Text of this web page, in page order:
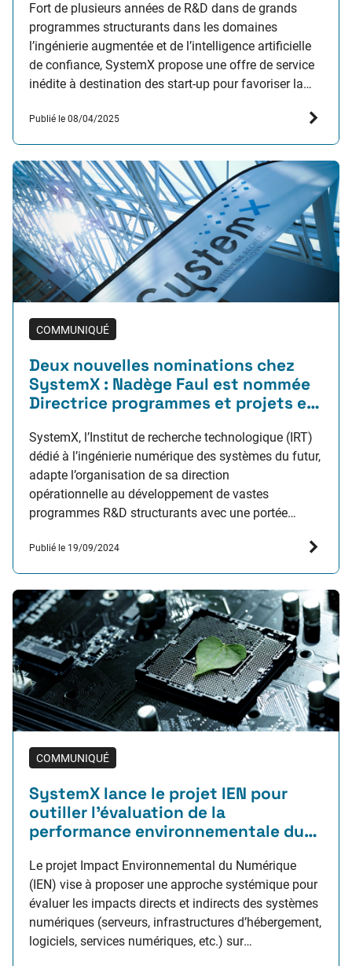
Fort de plusieurs années de R&D dans de grands
programmes structurants dans les domaines
l’ingénierie augmentée et de l’intelligence artificielle
de confiance, SystemX propose une offre de service
inédite à destination des start-up pour favoriser la
l’intégration de l’IA dans leurs solutions. Couplant
conseil personnalisé…
Publié le 08/04/2025
COMMUNIQUÉ
Deux nouvelles nominations chez
SystemX : Nadège Faul est nommée
Directrice programmes et projets et
développement et international
SystemX, l’Institut de recherche technologique (IRT)
dédié à l’ingénierie numérique des systèmes du futur,
adapte l’organisation de sa direction
opérationnelle au développement de vastes
programmes R&D structurants avec une portée
poste de Directrice Programmes et Projets et
développement et international.…
Publié le 19/09/2024
COMMUNIQUÉ
SystemX lance le projet IEN pour
outiller l’évaluation de la
performance environnementale du
Le projet Impact Environnemental du Numérique
(IEN) vise à proposer une approche systémique pour
évaluer les impacts directs et indirects des systèmes
numériques (serveurs, infrastructures d’hébergement,
logiciels, services numériques, etc.) sur